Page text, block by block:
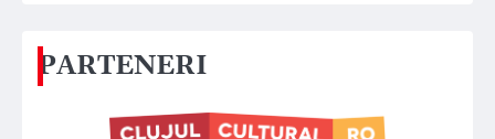
PARTENERI